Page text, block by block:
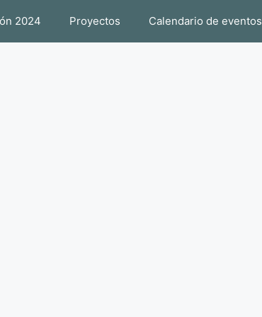
2024 Proyectos Calendario de eventos